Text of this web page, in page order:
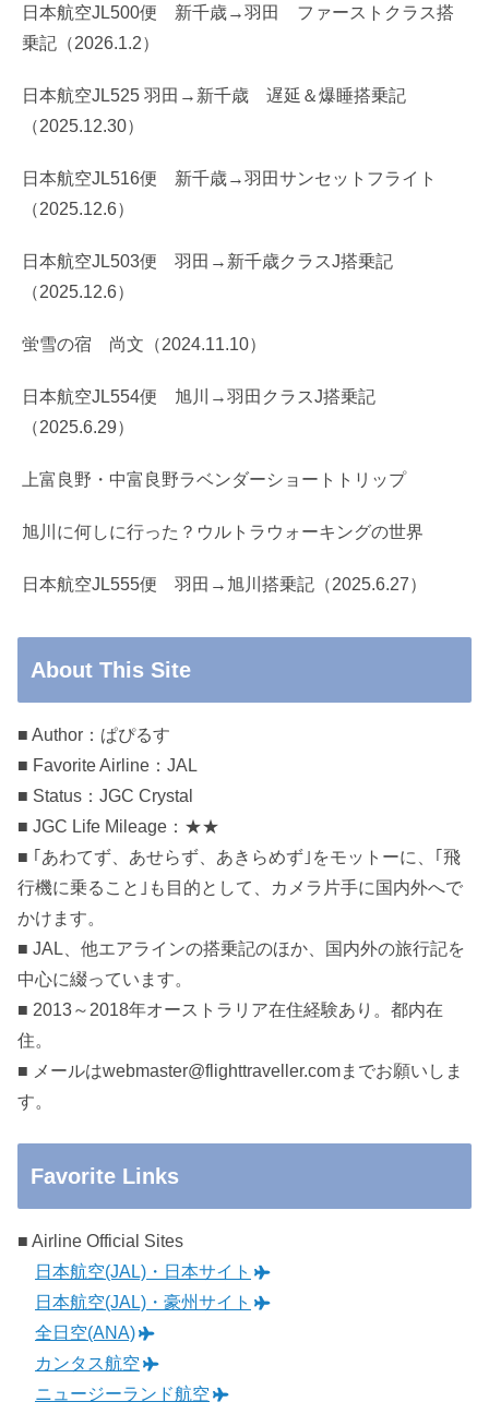
日本航空JL500便 新千歳→羽田 ファーストクラス搭
乗記（2026.1.2）
日本航空JL525 羽田→新千歳 遅延＆爆睡搭乗記
（2025.12.30）
日本航空JL516便 新千歳→羽田サンセットフライト
（2025.12.6）
日本航空JL503便 羽田→新千歳クラスJ搭乗記
（2025.12.6）
蛍雪の宿 尚文（2024.11.10）
日本航空JL554便 旭川→羽田クラスJ搭乗記
（2025.6.29）
上富良野・中富良野ラベンダーショートトリップ
旭川に何しに行った？ウルトラウォーキングの世界
日本航空JL555便 羽田→旭川搭乗記（2025.6.27）
About This Site
■ Author：ぱぴるす
■ Favorite Airline：JAL
■ Status：JGC Crystal
■ JGC Life Mileage：★★
■ ｢あわてず、あせらず、あきらめず｣をモットーに、｢飛
行機に乗ること｣も目的として、カメラ片手に国内外へで
かけます。
■ JAL、他エアラインの搭乗記のほか、国内外の旅行記を
中心に綴っています。
■ 2013～2018年オーストラリア在住経験あり。都内在
住。
■ メールはwebmaster@flighttraveller.comまでお願いしま
す。
Favorite Links
■ Airline Official Sites
日本航空(JAL)・日本サイト
日本航空(JAL)・豪州サイト
全日空(ANA)
カンタス航空
ニュージーランド航空